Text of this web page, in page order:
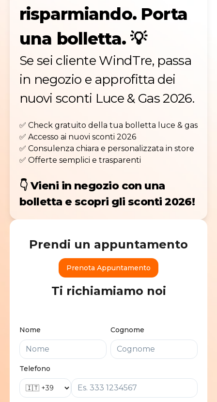
risparmiando. Porta
una bolletta. 💡
Se sei cliente WindTre, passa
in negozio e approfitta dei
nuovi sconti Luce & Gas 2026.
✅ Check gratuito della tua bolletta luce & gas
✅ Accesso ai nuovi sconti 2026
✅ Consulenza chiara e personalizzata in store
✅ Offerte semplici e trasparenti
👇Vieni in negozio con una
bolletta e scopri gli sconti 2026!
Prendi un appuntamento
Prenota Appuntamento
Ti richiamiamo noi
Nome Cognome
Telefono